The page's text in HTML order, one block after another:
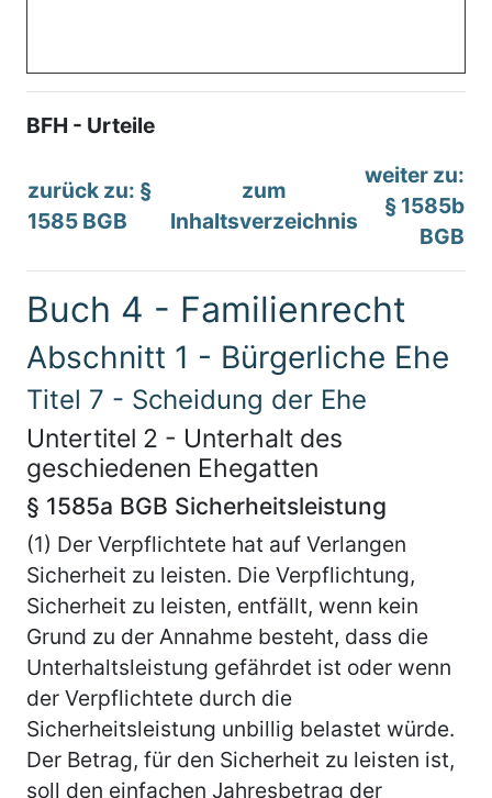
BFH - Urteile
zurück zu: §
1585 BGB
zum
Inhaltsverzeichnis
weiter zu:
§ 1585b
BGB
Buch 4 - Familienrecht
Abschnitt 1 - Bürgerliche Ehe
Titel 7 - Scheidung der Ehe
Untertitel 2 - Unterhalt des
geschiedenen Ehegatten
§ 1585a BGB Sicherheitsleistung
(1) Der Verpflichtete hat auf Verlangen
Sicherheit zu leisten. Die Verpflichtung,
Sicherheit zu leisten, entfällt, wenn kein
Grund zu der Annahme besteht, dass die
Unterhaltsleistung gefährdet ist oder wenn
der Verpflichtete durch die
Sicherheitsleistung unbillig belastet würde.
Der Betrag, für den Sicherheit zu leisten ist,
soll den einfachen Jahresbetrag der